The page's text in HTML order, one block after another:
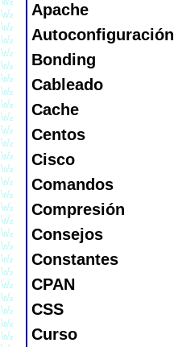
Apache
Autoconfiguración
Bonding
Cableado
Cache
Centos
Cisco
Comandos
Compresión
Consejos
Constantes
CPAN
CSS
Curso